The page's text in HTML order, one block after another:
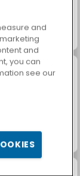
Quest: USA 2
40
and
and
you can
see our